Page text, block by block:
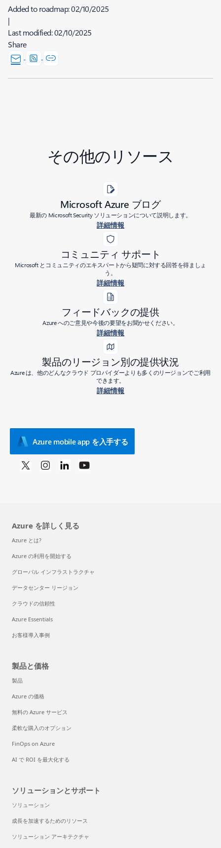
Added to roadmap:02/10/2025
|
Last modified:02/10/2025
Share
その他のリソース
Microsoft Azure ブログ
最新の Microsoft Security ソリューションについて説明します。
詳細情報
コミュニティ サポート
Microsoft とコミュニティのエキスパートから疑問に対する回答を得ましょ
う。
詳細情報
フィードバックの提供
Azure へのご意見や今後の要望をお聞かせください。
詳細情報
製品のリージョン別の提供状況
Azure は、他のどんなクラウド プロバイダーよりも多くのリージョンでご利用
できます。
詳細情報
Azure mobile app を入手する
Azure を詳しく見る
Azure とは?
Azure の利用を開始する
グローバル インフラストラクチャ
データセンター リージョン
クラウドの信頼性
Azure Essentials
お客様導入事例
製品と価格
製品
Azure の価格
無料の Azure サービス
柔軟な購入のオプション
FinOps on Azure
AI で ROI を最大化する
ソリューションとサポート
ソリューション
成長を加速するためのリソース
ソリューション アーキテクチャ